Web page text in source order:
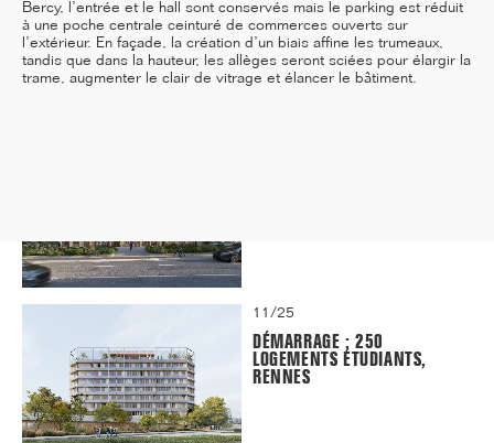
INAUGURATION DES BUREAUX
PASTEUR RÉHABILITÉS
11/25
DÉMARRAGE : 250
LOGEMENTS ÉTUDIANTS,
RENNES
Bercy, l’entrée et le hall sont conservés mais le parking est réduit
à une poche centrale ceinturé de commerces ouverts sur
l’extérieur. En façade, la création d’un biais affine les trumeaux,
tandis que dans la hauteur, les allèges seront sciées pour élargir la
trame, augmenter le clair de vitrage et élancer le bâtiment.